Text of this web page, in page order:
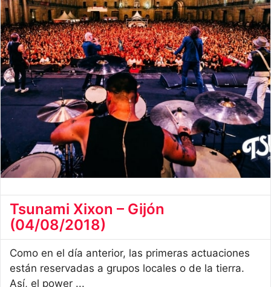
Tsunami Xixon – Gijón
(04/08/2018)
Como en el día anterior, las primeras actuaciones
están reservadas a grupos locales o de la tierra.
Así, el power ...